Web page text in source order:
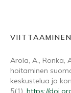
VIITTAAMINEN
Arola, A., Rönkä,
hoitaminen
keskustelua ja
5(1). https://